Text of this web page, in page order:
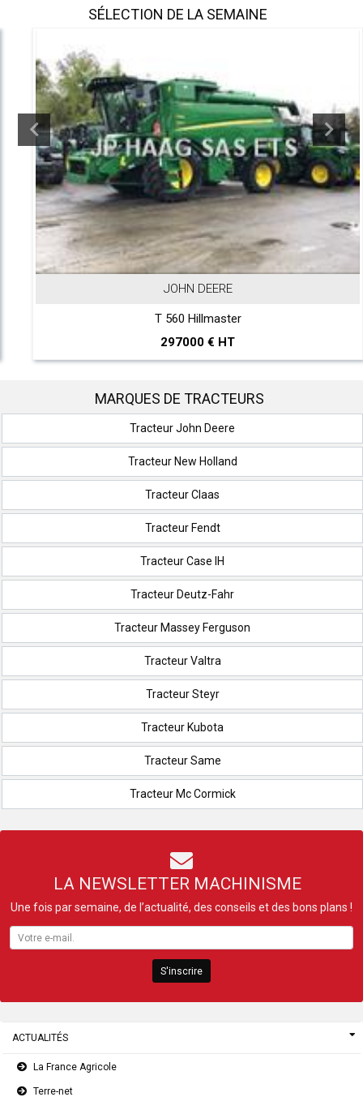
SÉLECTION DE LA SEMAINE
JOHN DEERE
T 560 Hillmaster
297000 € HT
MARQUES DE TRACTEURS
Tracteur John Deere
Tracteur New Holland
Tracteur Claas
Tracteur Fendt
Tracteur Case IH
Tracteur Deutz-Fahr
Tracteur Massey Ferguson
Tracteur Valtra
Tracteur Steyr
Tracteur Kubota
Tracteur Same
Tracteur Mc Cormick
LA NEWSLETTER MACHINISME
Une fois par semaine, de l’actualité, des conseils et des bons plans !
S'inscrire
ACTUALITÉS
La France Agricole
Terre-net